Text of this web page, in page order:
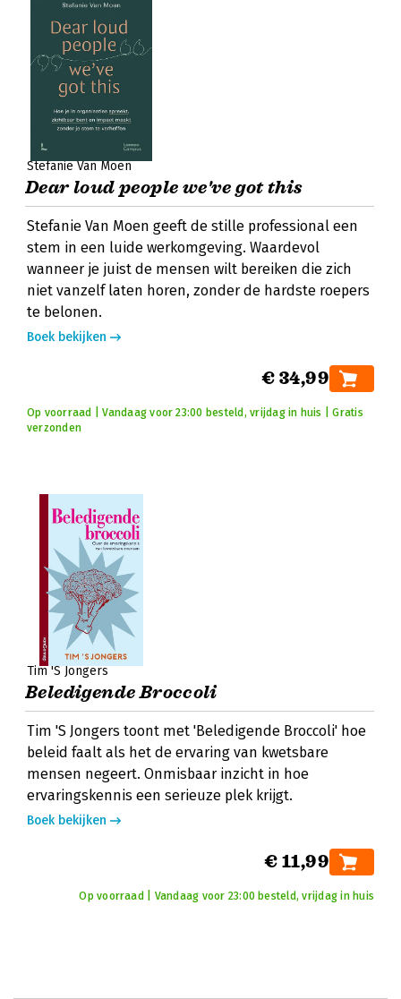
Stefanie Van Moen
Dear loud people we've got this
Stefanie Van Moen geeft de stille professional een
stem in een luide werkomgeving. Waardevol
wanneer je juist de mensen wilt bereiken die zich
niet vanzelf laten horen, zonder de hardste roepers
te belonen.
Boek bekijken
€ 34,99
Op voorraad | Vandaag voor 23:00 besteld, vrijdag in huis | Gratis
verzonden
Tim 'S Jongers
Beledigende Broccoli
Tim 'S Jongers toont met 'Beledigende Broccoli' hoe
beleid faalt als het de ervaring van kwetsbare
mensen negeert. Onmisbaar inzicht in hoe
ervaringskennis een serieuze plek krijgt.
Boek bekijken
€ 11,99
Op voorraad | Vandaag voor 23:00 besteld, vrijdag in huis